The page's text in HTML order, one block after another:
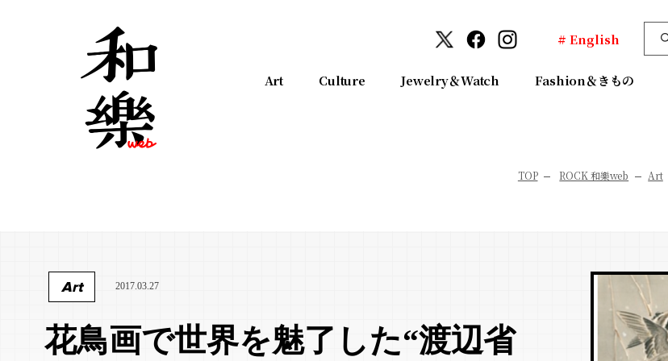
# English
Art Culture Jewelry＆Watch Fashion＆きもの
TOP ROCK 和樂web Art
Art 2017.03.27
花鳥画で世界を魅了した“渡辺省